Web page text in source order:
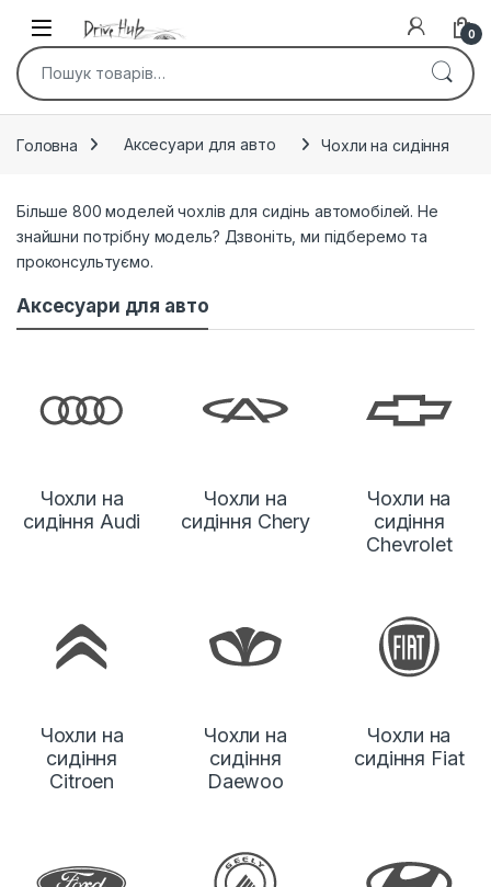
0
Шукати:
Головна Аксесуари для авто Чохли на сидіння
Більше 800 моделей чохлів для сидінь автомобілей. Не
знайшни потрібну модель? Дзвоніть, ми підберемо та
проконсультуємо.
Аксесуари для авто
Чохли на
сидіння Audi
Чохли на
сидіння Chery
Чохли на
сидіння
Chevrolet
Чохли на
сидіння
Citroen
Чохли на
сидіння
Daewoo
Чохли на
сидіння Fiat